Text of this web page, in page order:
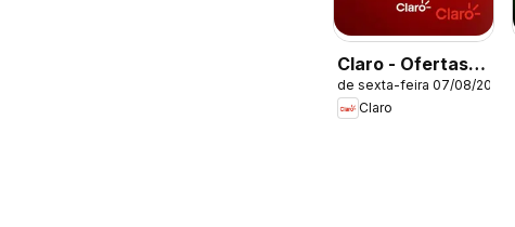
Claro - Ofertas
atuais
de sexta-feira 07/08/2026
Claro